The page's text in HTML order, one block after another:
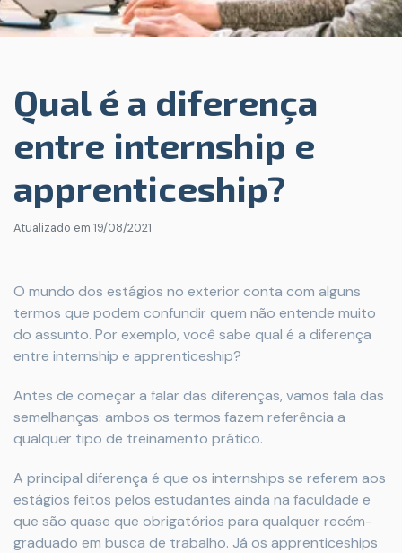
Qual é a diferença
entre internship e
apprenticeship?
Atualizado em 19/08/2021
O mundo dos estágios no exterior conta com alguns
termos que podem confundir quem não entende muito
do assunto. Por exemplo, você sabe qual é a diferença
entre internship e apprenticeship?
Antes de começar a falar das diferenças, vamos fala das
semelhanças: ambos os termos fazem referência a
qualquer tipo de treinamento prático.
A principal diferença é que os internships se referem aos
estágios feitos pelos estudantes ainda na faculdade e
que são quase que obrigatórios para qualquer recém-
graduado em busca de trabalho. Já os apprenticeships